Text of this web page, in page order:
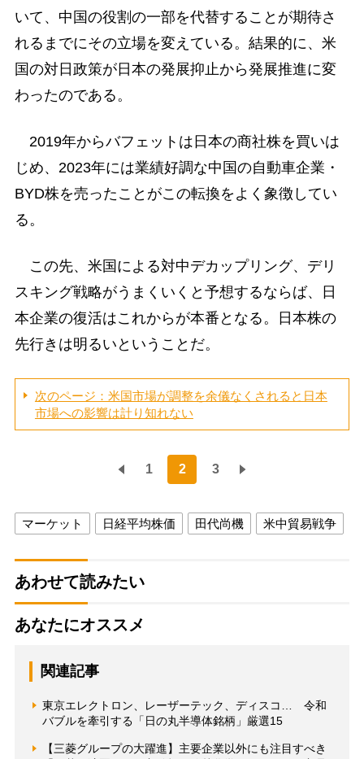
いて、中国の役割の一部を代替することが期待さ
れるまでにその立場を変えている。結果的に、米
国の対日政策が日本の発展抑止から発展推進に変
わったのである。
2019年からバフェットは日本の商社株を買いは
じめ、2023年には業績好調な中国の自動車企業・
BYD株を売ったことがこの転換をよく象徴してい
る。
この先、米国による対中デカップリング、デリ
スキング戦略がうまくいくと予想するならば、日
本企業の復活はこれからが本番となる。日本株の
先行きは明るいということだ。
次のページ：米国市場が調整を余儀なくされると日本
市場への影響は計り知れない
1 2 3
マーケット 日経平均株価 田代尚機 米中貿易戦争
あわせて読みたい
あなたにオススメ
関連記事
東京エレクトロン、レーザーテック、ディスコ… 令和
バブルを牽引する「日の丸半導体銘柄」厳選15
【三菱グループの大躍進】主要企業以外にも注目すべき